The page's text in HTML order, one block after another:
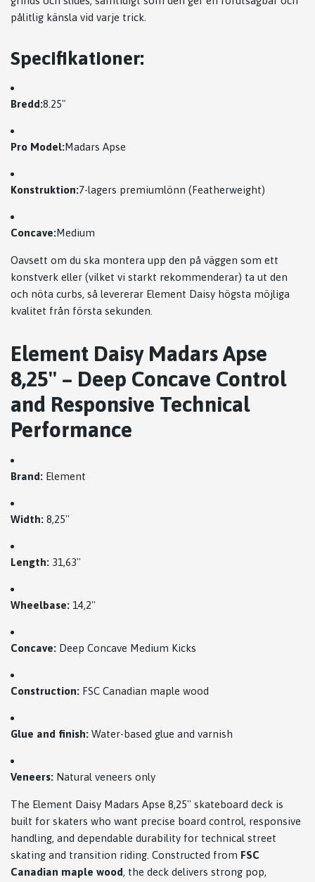
pålitlig känsla vid varje trick.
Specifikationer:
Bredd:8.25"
Pro Model:Madars Apse
Konstruktion:7-lagers premiumlönn (Featherweight)
Concave:Medium
Oavsett om du ska montera upp den på väggen som ett
konstverk eller (vilket vi starkt rekommenderar) ta ut den
och nöta curbs, så levererar Element Daisy högsta möjliga
kvalitet från första sekunden.
Element Daisy Madars Apse
8,25'' – Deep Concave Control
and Responsive Technical
Performance
Brand: Element
Width: 8,25''
Length: 31,63''
Wheelbase: 14,2''
Concave: Deep Concave Medium Kicks
Construction: FSC Canadian maple wood
Glue and finish: Water-based glue and varnish
Veneers: Natural veneers only
The Element Daisy Madars Apse 8,25'' skateboard deck is
built for skaters who want precise board control, responsive
handling, and dependable durability for technical street
skating and transition riding. Constructed from FSC
Canadian maple wood, the deck delivers strong pop,